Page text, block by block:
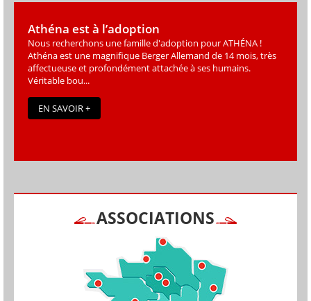
Athéna est à l’adoption
Nous recherchons une famille d'adoption pour ATHÉNA !
Athéna est une magniﬁque Berger Allemand de 14 mois, très
affectueuse et profondément attachée à ses humains.
Véritable bou...
EN SAVOIR +
ASSOCIATIONS